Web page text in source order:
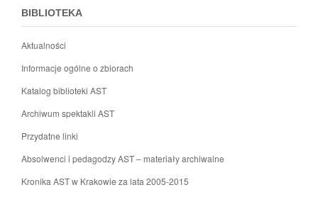
BIBLIOTEKA
Aktualności
Informacje ogólne o zbiorach
Katalog biblioteki AST
Archiwum spektakli AST
Przydatne linki
Absolwenci i pedagodzy AST – materiały archiwalne
Kronika AST w Krakowie za lata 2005-2015